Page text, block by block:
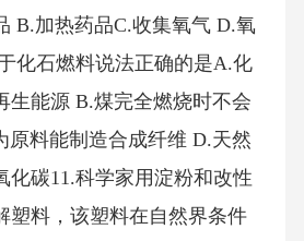
B.加热药品C.收集氧气 D.氧
化石燃料说法正确的是A.化
生能源 B.煤完全燃烧时不会
原料能制造合成纤维 D.天然
化碳11.科学家用淀粉和改性
塑料，该塑料在自然界条件